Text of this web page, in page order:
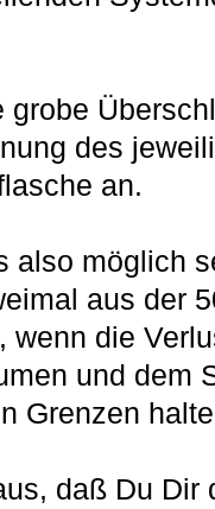
grobe
des
an.
also möglich
aus der
wenn die
und dem
Grenzen
daß Du Dir